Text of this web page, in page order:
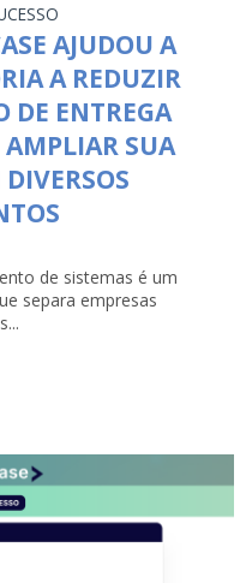
AJUDOU A
A REDUZIR
DE ENTREGA
AMPLIAR SUA
de sistemas é um
separa empresas